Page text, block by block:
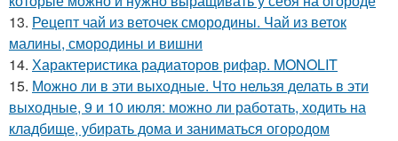
13. Рецепт чай из веточек смородины. Чай из веток
малины, смородины и вишни
14. Характеристика радиаторов рифар. MONOLIT
15. Можно ли в эти выходные. Что нельзя делать в эти
выходные, 9 и 10 июля: можно ли работать, ходить на
кладбище, убирать дома и заниматься огородом